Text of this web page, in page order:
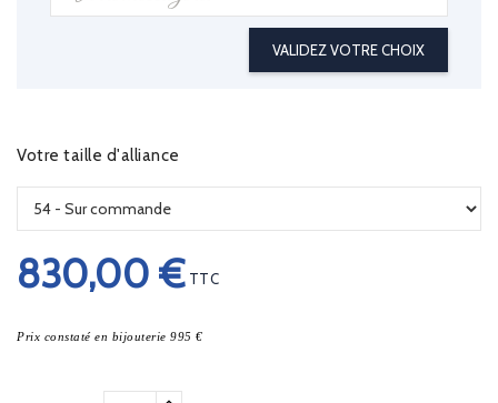
VALIDEZ VOTRE CHOIX
Votre taille d'alliance
830,00 € TTC
Prix constaté en bijouterie 995 €